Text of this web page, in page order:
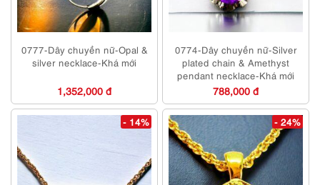
0777-Dây chuyền nữ-Opal &
silver necklace-Khá mới
1,352,000 đ
0774-Dây chuyền nữ-Silver
plated chain & Amethyst
pendant necklace-Khá mới
788,000 đ
- 14% - 24%